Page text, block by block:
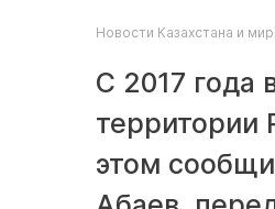
Новости Казахстана и
С 2017 года
территории
этом